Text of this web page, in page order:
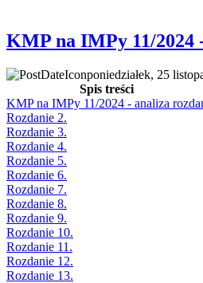
KMP na IMPy 11/2024
poniedziałek, 25
Spis treści
KMP na IMPy 11/2024 - analiza
Rozdanie 2.
Rozdanie 3.
Rozdanie 4.
Rozdanie 5.
Rozdanie 6.
Rozdanie 7.
Rozdanie 8.
Rozdanie 9.
Rozdanie 10.
Rozdanie 11.
Rozdanie 12.
Rozdanie 13.